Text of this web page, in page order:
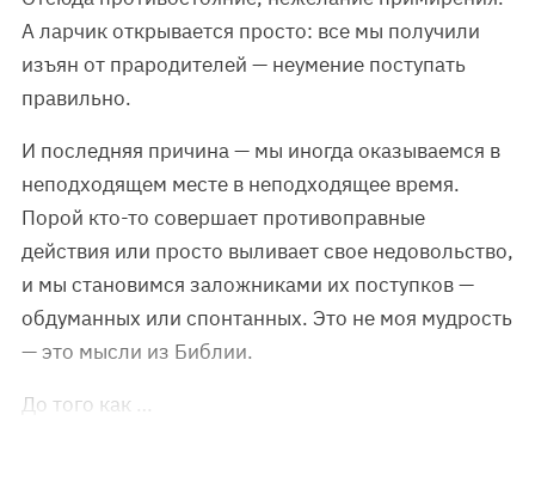
А ларчик открывается просто: все мы получили
изъян от прародителей — неумение поступать
правильно.
И последняя причина — мы иногда оказываемся в
неподходящем месте в неподходящее время.
Порой кто-то совершает противоправные
действия или просто выливает свое недовольство,
и мы становимся заложниками их поступков —
обдуманных или спонтанных. Это не моя мудрость
— это мысли из Библии.
До того как …